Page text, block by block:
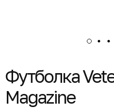
Футболка
Magazine